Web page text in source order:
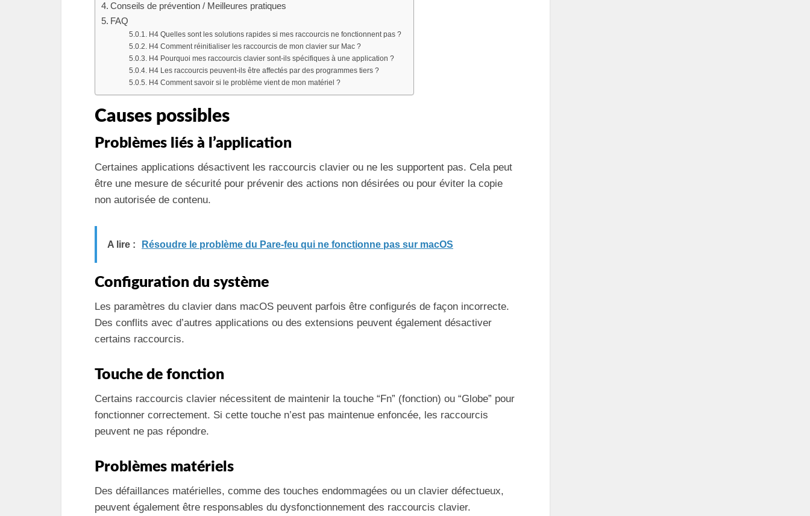
Conseils de prévention / Meilleures pratiques
FAQ
H4 Quelles sont les solutions rapides si mes raccourcis ne fonctionnent pas ?
H4 Comment réinitialiser les raccourcis de mon clavier sur Mac ?
H4 Pourquoi mes raccourcis clavier sont-ils spécifiques à une application ?
H4 Les raccourcis peuvent-ils être affectés par des programmes tiers ?
H4 Comment savoir si le problème vient de mon matériel ?
Causes possibles
Problèmes liés à l’application
Certaines applications désactivent les raccourcis clavier ou ne les supportent pas. Cela peut
être une mesure de sécurité pour prévenir des actions non désirées ou pour éviter la copie
non autorisée de contenu.
A lire : Résoudre le problème du Pare-feu qui ne fonctionne pas sur macOS
Configuration du système
Les paramètres du clavier dans macOS peuvent parfois être configurés de façon incorrecte.
Des conflits avec d’autres applications ou des extensions peuvent également désactiver
certains raccourcis.
Touche de fonction
Certains raccourcis clavier nécessitent de maintenir la touche “Fn” (fonction) ou “Globe” pour
fonctionner correctement. Si cette touche n’est pas maintenue enfoncée, les raccourcis
peuvent ne pas répondre.
Problèmes matériels
Des défaillances matérielles, comme des touches endommagées ou un clavier défectueux,
peuvent également être responsables du dysfonctionnement des raccourcis clavier.